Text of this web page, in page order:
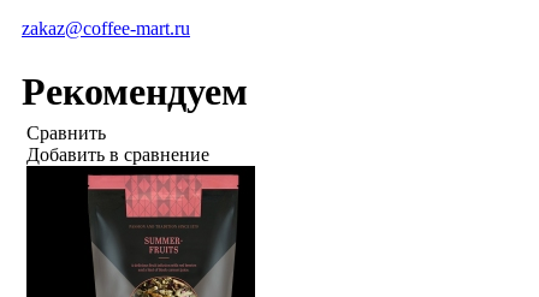
zakaz@coffee-mart.ru
Рекомендуем
Сравнить
Добавить в сравнение